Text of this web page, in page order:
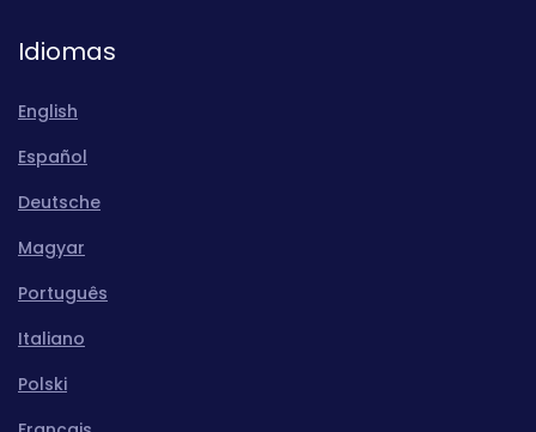
Idiomas
English
Español
Deutsche
Magyar
Português
Italiano
Polski